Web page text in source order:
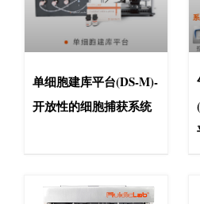
单细胞建库平台(DS-M)-
开放性的细胞捕获系统